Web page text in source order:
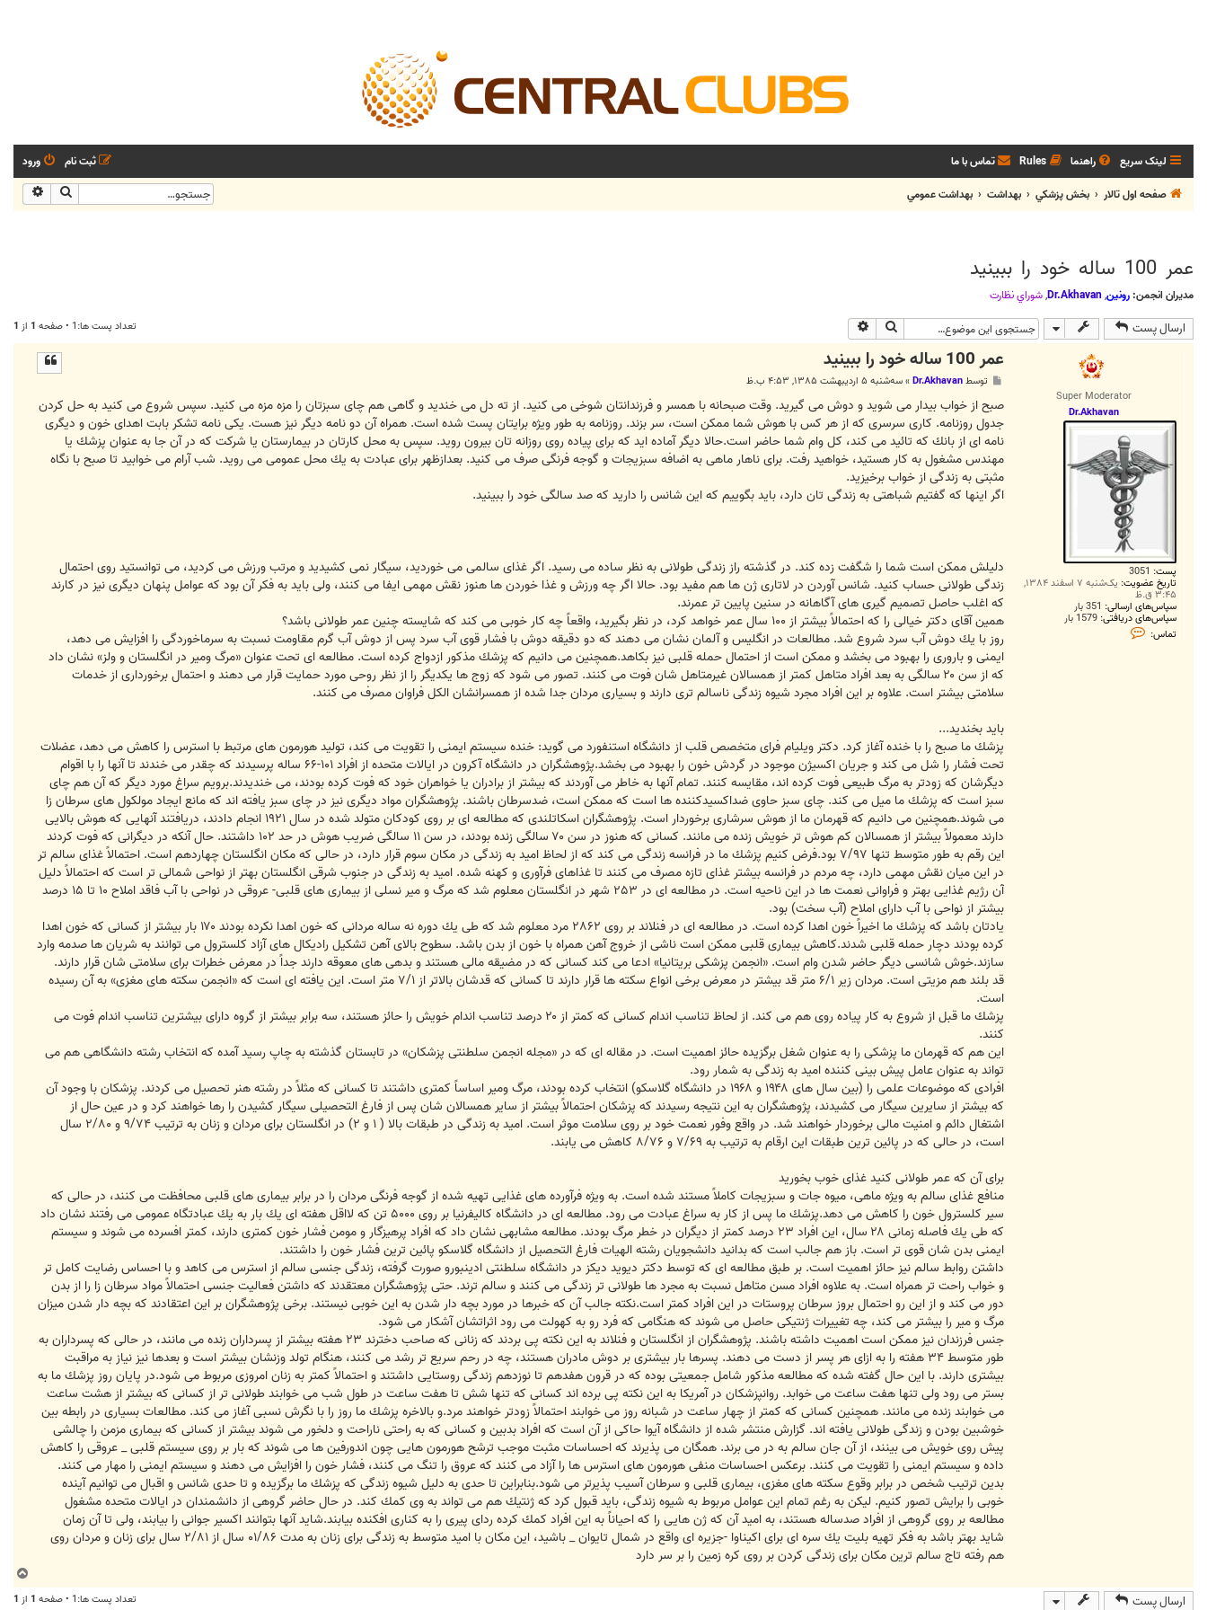
لینک سریع راهنما Rules تماس با ما ورود
ثبت نام
صفحه اول تالار
بخش پزشکي بهداشت بهداشت عمومي جستجو
عمر 100 ساله خود را ببينيد
مدیران انجمن: رونین,
Dr.Akhavan
,شوراي نظارت
ارسال پست جستجو تعداد پست ها:1 • صفحه 1 از 1
Super Moderator
Dr.Akhavan
پست: 3051
تاریخ عضویت: یک‌شنبه ۷ اسفند ۱۳۸۴,
۳:۴۵ ق.ظ
سپاس‌های ارسالی: 351 بار
سپاس‌های دریافتی: 1579 بار
تماس:
ت
عمر 100 ساله خود را ببينيد
ت
توسطDr.Akhavan
»سه‌شنبه ۵ اردیبهشت ۱۳۸۵, ۴:۵۳ ب.ظ
صبح از خواب بيدار مى شويد و دوش مى گيريد. وقت صبحانه با همسر و فرزندانتان شوخى مى كنيد. از ته دل مى خنديد و گاهى هم چاى سبزتان را مزه مزه مى كنيد. سپس شروع مى كنيد به حل كردن
جدول روزنامه. كارى سرسرى كه از هر كس با هوش شما ممكن است، سر بزند. روزنامه به طور ويژه برايتان پست شده است. همراه آن دو نامه ديگر نيز هست. يكى نامه تشكر بابت اهداى خون و ديگرى
نامه اى از بانك كه تائيد مى كند، كل وام شما حاضر است.حالا ديگر آماده ايد كه براى پياده روى روزانه تان بيرون رويد. سپس به محل كارتان در بيمارستان یا شرکت كه در آن جا به عنوان پزشك یا
مهندس مشغول به كار هستيد، خواهيد رفت. براى ناهار ماهى به اضافه سبزيجات و گوجه فرنگى صرف مى كنيد. بعدازظهر براى عبادت به يك محل عمومى مى رويد. شب آرام مى خوابيد تا صبح با نگاه
مثبتى به زندگى از خواب برخيزيد.
اگر اينها كه گفتيم شباهتى به زندگى تان دارد، بايد بگوييم كه اين شانس را داريد كه صد سالگى خود را ببينيد.
دليلش ممكن است شما را شگفت زده كند. در گذشته راز زندگى طولانى به نظر ساده مى رسيد. اگر غذاى سالمى مى خورديد، سيگار نمى كشيديد و مرتب ورزش مى كرديد، مى توانستيد روى احتمال
زندگى طولانى حساب كنيد. شانس آوردن در لاتارى ژن ها هم مفيد بود. حالا اگر چه ورزش و غذا خوردن ها هنوز نقش مهمى ايفا مى كنند، ولى بايد به فكر آن بود كه عوامل پنهان ديگرى نيز در كارند
كه اغلب حاصل تصميم گيرى هاى آگاهانه در سنين پايين تر عمرند.
همين آقاى دكتر خيالى را كه احتمالاً بيشتر از ۱۰۰ سال عمر خواهد كرد، در نظر بگيريد، واقعاً چه كار خوبى مى كند كه شايسته چنين عمر طولانى باشد؟
روز با يك دوش آب سرد شروع شد. مطالعات در انگليس و آلمان نشان مى دهند كه دو دقيقه دوش با فشار قوى آب سرد پس از دوش آب گرم مقاومت نسبت به سرماخوردگى را افزايش مى دهد،
ايمنى و بارورى را بهبود مى بخشد و ممكن است از احتمال حمله قلبى نيز بكاهد.همچنين مى دانيم كه پزشك مذكور ازدواج كرده است. مطالعه اى تحت عنوان «مرگ ومير در انگلستان و ولز» نشان داد
كه از سن ۲۰ سالگى به بعد افراد متاهل كمتر از همسالان غيرمتاهل شان فوت مى كنند. تصور مى شود كه زوج ها يكديگر را از نظر روحى مورد حمايت قرار مى دهند و احتمال برخوردارى از خدمات
سلامتى بيشتر است. علاوه بر اين افراد مجرد شيوه زندگى ناسالم ترى دارند و بسيارى مردان جدا شده از همسرانشان الكل فراوان مصرف مى كنند.
بايد بخنديد...
پزشك ما صبح را با خنده آغاز كرد. دكتر ويليام فراى متخصص قلب از دانشگاه استنفورد مى گويد: خنده سيستم ايمنى را تقويت مى كند، توليد هورمون هاى مرتبط با استرس را كاهش مى دهد، عضلات
تحت فشار را شل مى كند و جريان اكسيژن موجود در گردش خون را بهبود مى بخشد.پژوهشگران در دانشگاه آكرون در ايالات متحده از افراد ۱۰۱-۶۶ ساله پرسيدند كه چقدر مى خندند تا آنها را با اقوام
ديگرشان كه زودتر به مرگ طبيعى فوت كرده اند، مقايسه كنند. تمام آنها به خاطر مى آوردند كه بيشتر از برادران يا خواهران خود كه فوت كرده بودند، مى خنديدند.برويم سراغ مورد ديگر كه آن هم چاى
سبز است كه پزشك ما ميل مى كند. چاى سبز حاوى ضداكسيدكننده ها است كه ممكن است، ضدسرطان باشند. پژوهشگران مواد ديگرى نيز در چاى سبز يافته اند كه مانع ايجاد مولكول هاى سرطان زا
مى شوند.همچنين مى دانيم كه قهرمان ما از هوش سرشارى برخوردار است. پژوهشگران اسكاتلندى كه مطالعه اى بر روى كودكان متولد شده در سال ۱۹۲۱ انجام دادند، دريافتند آنهايى كه هوش بالايى
دارند معمولاً بيشتر از همسالان كم هوش تر خويش زنده مى مانند. كسانى كه هنوز در سن ۷۰ سالگى زنده بودند، در سن ۱۱ سالگى ضريب هوش در حد ۱۰۲ داشتند. حال آنكه در ديگرانى كه فوت كردند
اين رقم به طور متوسط تنها ۷/۹۷ بود.فرض كنيم پزشك ما در فرانسه زندگى مى كند كه از لحاظ اميد به زندگى در مكان سوم قرار دارد، در حالى كه مكان انگلستان چهاردهم است. احتمالاً غذاى سالم تر
در اين ميان نقش مهمى دارد، چه مردم در فرانسه بيشتر غذاى تازه مصرف مى كنند تا غذاهاى فرآورى و كهنه شده. اميد به زندگى در جنوب شرقى انگلستان بهتر از نواحى شمالى تر است كه احتمالاً دليل
آن رژيم غذايى بهتر و فراوانى نعمت ها در اين ناحيه است. در مطالعه اى در ۲۵۳ شهر در انگلستان معلوم شد كه مرگ و مير نسلى از بيمارى هاى قلبى- عروقى در نواحى با آب فاقد املاح ۱۰ تا ۱۵ درصد
بيشتر از نواحى با آب داراى املاح (آب سخت) بود.
يادتان باشد كه پزشك ما اخيراً خون اهدا كرده است. در مطالعه اى در فنلاند بر روى ۲۸۶۲ مرد معلوم شد كه طى يك دوره نه ساله مردانى كه خون اهدا نكرده بودند ۱۷۰ بار بيشتر از كسانى كه خون اهدا
كرده بودند دچار حمله قلبى شدند.كاهش بيمارى قلبى ممكن است ناشى از خروج آهن همراه با خون از بدن باشد. سطوح بالاى آهن تشكيل راديكال هاى آزاد كلسترول مى توانند به شريان ها صدمه وارد
سازند.خوش شانسى ديگر حاضر شدن وام است. «انجمن پزشكى بريتانيا» ادعا مى كند كسانى كه در مضيقه مالى هستند و بدهى هاى معوقه دارند جداً در معرض خطرات براى سلامتى شان قرار دارند.
قد بلند هم مزيتى است. مردان زير ۶/۱ متر قد بيشتر در معرض برخى انواع سكته ها قرار دارند تا كسانى كه قدشان بالاتر از ۷/۱ متر است. اين يافته اى است كه «انجمن سكته هاى مغزى» به آن رسيده
است.
پزشك ما قبل از شروع به كار پياده روى هم مى كند. از لحاظ تناسب اندام كسانى كه كمتر از ۲۰ درصد تناسب اندام خويش را حائز هستند، سه برابر بيشتر از گروه داراى بيشترين تناسب اندام فوت مى
كنند.
اين هم كه قهرمان ما پزشكى را به عنوان شغل برگزيده حائز اهميت است. در مقاله اى كه در «مجله انجمن سلطنتى پزشكان» در تابستان گذشته به چاپ رسيد آمده كه انتخاب رشته دانشگاهى هم مى
تواند به عنوان عامل پيش بينى كننده اميد به زندگى به شمار رود.
افرادى كه موضوعات علمى را (بين سال هاى ۱۹۴۸ و ۱۹۶۸ در دانشگاه گلاسكو) انتخاب كرده بودند، مرگ ومير اساساً كمترى داشتند تا كسانى كه مثلاً در رشته هنر تحصيل مى كردند. پزشكان با وجود آن
كه بيشتر از سايرين سيگار مى كشيدند، پژوهشگران به اين نتيجه رسيدند كه پزشكان احتمالاً بيشتر از ساير همسالان شان پس از فارغ التحصيلى سيگار كشيدن را رها خواهند كرد و در عين حال از
اشتغال دائم و امنيت مالى برخوردار خواهند شد. در واقع وفور نعمت خود بر روى سلامت موثر است. اميد به زندگى در طبقات بالا ( ۱ و ۲) در انگلستان براى مردان و زنان به ترتيب ۹/۷۴ و ۲/۸۰ سال
است، در حالى كه در پائين ترين طبقات اين ارقام به ترتيب به ۷/۶۹ و ۸/۷۶ كاهش مى يابند.
براى آن كه عمر طولانى كنيد غذاى خوب بخوريد
منافع غذاى سالم به ويژه ماهى، ميوه جات و سبزيجات كاملاً مستند شده است. به ويژه فرآورده هاى غذايى تهيه شده از گوجه فرنگى مردان را در برابر بيمارى هاى قلبى محافظت مى كنند، در حالى كه
سير كلسترول خون را كاهش مى دهد.پزشك ما پس از كار به سراغ عبادت مى رود. مطالعه اى در دانشگاه كاليفرنيا بر روى ۵۰۰۰ تن كه لااقل هفته اى يك بار به يك عبادتگاه عمومى مى رفتند نشان داد
كه طى يك فاصله زمانى ۲۸ سال، اين افراد ۲۳ درصد كمتر از ديگران در خطر مرگ بودند. مطالعه مشابهى نشان داد كه افراد پرهيزگار و مومن فشار خون كمترى دارند، كمتر افسرده مى شوند و سيستم
ايمنى بدن شان قوى تر است. باز هم جالب است كه بدانيد دانشجويان رشته الهيات فارغ التحصيل از دانشگاه گلاسكو پائين ترين فشار خون را داشتند.
داشتن روابط سالم نيز حائز اهميت است. بر طبق مطالعه اى كه توسط دكتر ديويد ديكز در دانشگاه سلطنتى ادينبورو صورت گرفته، زندگى جنسى سالم از استرس مى كاهد و با احساس رضايت كامل تر
و خواب راحت تر همراه است. به علاوه افراد مسن متاهل نسبت به مجرد ها طولانى تر زندگى مى كنند و سالم ترند. حتى پژوهشگران معتقدند كه داشتن فعاليت جنسى احتمالاً مواد سرطان زا را از بدن
دور مى كند و از اين رو احتمال بروز سرطان پروستات در اين افراد كمتر است.نكته جالب آن كه خبرها در مورد بچه دار شدن به اين خوبى نيستند. برخى پژوهشگران بر اين اعتقادند كه بچه دار شدن ميزان
مرگ و مير را بيشتر مى كند، چه تغييرات ژنتيكى حاصل مى شوند كه هنگامى كه فرد رو به كهولت مى رود اثراتشان آشكار مى شود.
جنس فرزندان نيز ممكن است اهميت داشته باشند. پژوهشگران از انگلستان و فنلاند به اين نكته پى بردند كه زنانى كه صاحب دخترند ۲۳ هفته بيشتر از پسرداران زنده مى مانند، در حالى كه پسرداران به
طور متوسط ۳۴ هفته را به ازاى هر پسر از دست مى دهند. پسرها بار بيشترى بر دوش مادران هستند، چه در رحم سريع تر رشد مى كنند، هنگام تولد وزنشان بيشتر است و بعدها نيز نياز به مراقبت
بيشترى دارند. با اين حال گفته شده كه مطالعه مذكور شامل جمعيتى بوده كه در قرون هفدهم تا نوزدهم زندگى روستايى داشتند و احتمالاً كمتر به زنان امروزى مربوط مى شود.در پايان روز پزشك ما به
بستر مى رود ولى تنها هفت ساعت مى خوابد. روانپزشكان در آمريكا به اين نكته پى برده اند كسانى كه تنها شش تا هفت ساعت در طول شب مى خوابند طولانى تر از كسانى كه بيشتر از هشت ساعت
مى خوابند زنده مى مانند. همچنين كسانى كه كمتر از چهار ساعت در شبانه روز مى خوابند احتمالاً زودتر خواهند مرد.و بالاخره پزشك ما روز را با نگرش نسبى آغاز مى كند. مطالعات بسيارى در رابطه بين
خوشبين بودن و زندگى طولانى يافته اند. گزارش منتشر شده از دانشگاه آيوا حاكى از آن است كه افراد بدبين و كسانى كه به راحتى ناراحت و دلخور مى شوند بيشتر از كسانى كه بيمارى مزمن را چالشى
پيش روى خويش مى بينند، از آن جان سالم به در مى برند. همگان مى پذيرند كه احساسات مثبت موجب ترشح هورمون هايى چون اندورفين ها مى شوند كه بار بر روى سيستم قلبى _ عروقى را كاهش
داده و سيستم ايمنى را تقويت مى كنند. برعكس احساسات منفى هورمون هاى استرس ها را آزاد مى كنند كه عروق را تنگ مى كنند، فشار خون را افزايش مى دهند و سيستم ايمنى را مهار مى كنند.
بدين ترتيب شخص در برابر وقوع سكته هاى مغزى، بيمارى قلبى و سرطان آسيب پذيرتر مى شود.بنابراين تا حدى به دليل شيوه زندگى كه پزشك ما برگزيده و تا حدى شانس و اقبال مى توانيم آينده
خوبى را برايش تصور كنيم. ليكن به رغم تمام اين عوامل مربوط به شيوه زندگى، بايد قبول كرد كه ژنتيك هم مى تواند به وى كمك كند. در حال حاضر گروهى از دانشمندان در ايالات متحده مشغول
مطالعه بر روى گروهى از افراد صدساله هستند، به اميد آن كه ژن هايى را كه احياناً به اين افراد كمك كرده رداى پيرى را به كنارى افكنده بيابند.شايد آنها بتوانند اكسير جوانى را بيابند، ولى تا آن زمان
شايد بهتر باشد به فكر تهيه بليت يك سره اى براى اكيناوا -جزيره اى واقع در شمال تايوان _ باشيد، اين مكان با اميد متوسط به زندگى براى زنان به مدت ۰۱/۸۶ سال از ۲/۸۱ سال براى زنان و مردان روى
هم رفته تاج سالم ترين مكان براى زندگى كردن بر روى كره زمين را بر سر دارد
ا
ارسال پست تعداد پست ها:1 • صفحه 1 از 1